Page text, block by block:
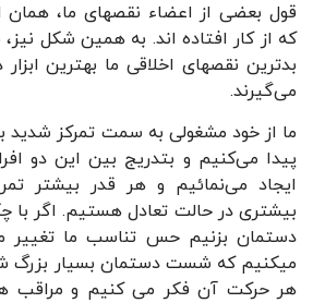
قول بعضی از اعضاء نقصهای ما، همان
که از کار افتاده اند. به همین شکل
بدترین نقصهای اخلاقی ما بهترین
می‌گیرند.
ما از خود مشغولی به سمت تمرکز شدید
پیدا می‌کنیم و بتدریج بین این دو
ایجاد می‌نمائیم و هر قدر بیشتر
بیشتری در حالت تعادل هستیم. اگر
دستمان بزنیم حس تناسب ما
میکنیم که شست دستمان بسیار بزرگ
هر حرکت آن فکر می کنیم و مراقب